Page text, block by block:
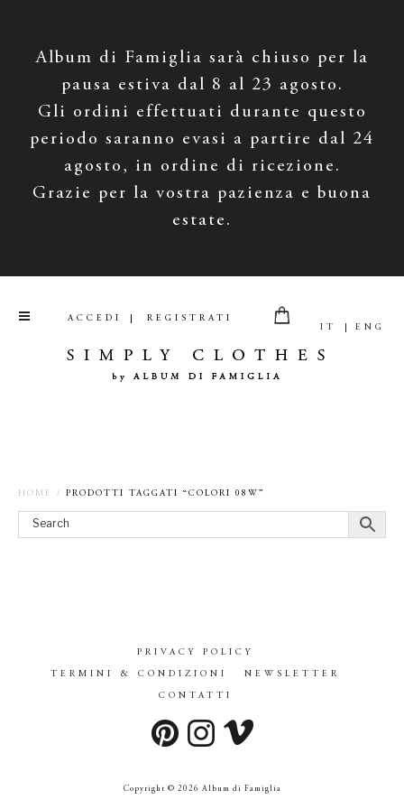
Album di Famiglia sarà chiuso per la
pausa estiva dal 8 al 23 agosto.
Gli ordini effettuati durante questo
periodo saranno evasi a partire dal 24
agosto, in ordine di ricezione.
Grazie per la vostra pazienza e buona
estate.
IT ENG
ACCEDI REGISTRATI
HOME / PRODOTTI TAGGATI “COLORI 08W”
PRIVACY POLICY
TERMINI & CONDIZIONI NEWSLETTER
CONTATTI
Copyright © 2026 Album di Famiglia